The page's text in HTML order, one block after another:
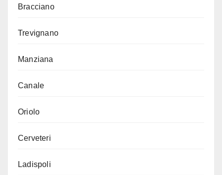
Bracciano
Trevignano
Manziana
Canale
Oriolo
Cerveteri
Ladispoli